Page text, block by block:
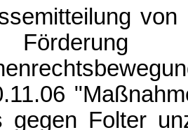
gegen Folter